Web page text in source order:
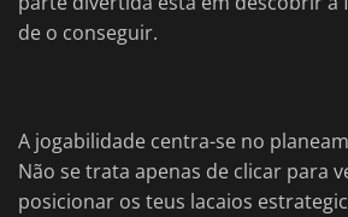
de o conseguir.
A jogabilidade centra-se no
Não se trata apenas de clicar para
posicionar os teus lacaios